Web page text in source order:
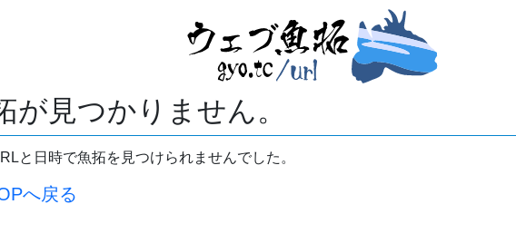
が見つかりません。
と日時で魚拓を見つけられませんでした。
へ戻る